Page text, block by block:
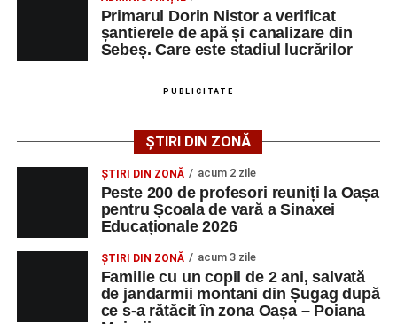
Primul concert din cadrul String Symphonic Camp
2026 a adus emoție și aplauze la Sebeș
au venit la Sebeș și au susținut un recital apreciat de
tinerilor muzicieni și munca depusă în cadrul taberei, iar
spectatorii au răsplătit prestațiile cu aplauze îndelungate.
Primarul Dorin Nistor a verificat
șantierele de apă și canalizare din
Sebeș. Care este stadiul lucrărilor
PUBLICITATE
ȘTIRI DIN ZONĂ
ȘTIRI DIN ZONĂ acum 2 zile
Peste 200 de profesori reuniți la Oașa
pentru Școala de vară a Sinaxei
Educaționale 2026
ȘTIRI DIN ZONĂ acum 3 zile
Familie cu un copil de 2 ani, salvată
de jandarmii montani din Șugag după
ce s-a rătăcit în zona Oașa – Poiana